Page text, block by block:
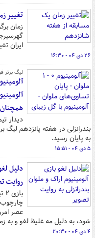
تغییر
زمان
ایران
۲۶ دی ۰۴ - ۱۶:۳۰
لیگ برتر
دیدار
بندرانزلی در هفته پانزدهم لیگ
به پایان رسید.
۵ دی ۰۴ - ۱۵:۵۱
دلیل
روایت
چارچوب
شود، به دلیل مه غلیظ لغو و به
۴ دی ۰۴ - ۲۰:۳۰